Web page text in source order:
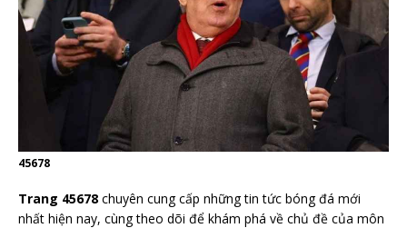
45678
Trang 45678 chuyên cung cấp những tin tức bóng đá mới
nhất hiện nay, cùng theo dõi để khám phá về chủ đề của môn